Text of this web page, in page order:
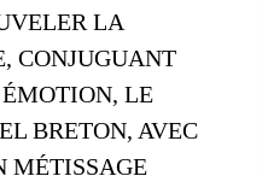
LA
CONJUGUANT
ÉMOTION, LE
BRETON, AVEC
MÉTISSAGE